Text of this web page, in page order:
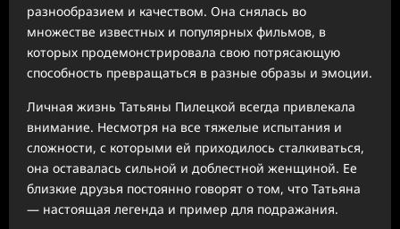
разнообразием и качеством. Она снялась во
множестве известных и популярных фильмов, в
которых продемонстрировала свою потрясающую
способность превращаться в разные образы и эмоции.
Личная жизнь Татьяны Пилецкой всегда привлекала
внимание. Несмотря на все тяжелые испытания и
сложности, с которыми ей приходилось сталкиваться,
она оставалась сильной и доблестной женщиной. Ее
близкие друзья постоянно говорят о том, что Татьяна
— настоящая легенда и пример для подражания.